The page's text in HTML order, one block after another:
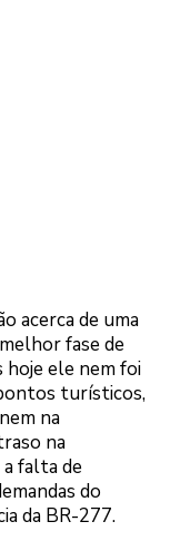
acerca de uma
fase de
hoje ele nem foi
turísticos,
na
na
falta de
do
da BR-277.